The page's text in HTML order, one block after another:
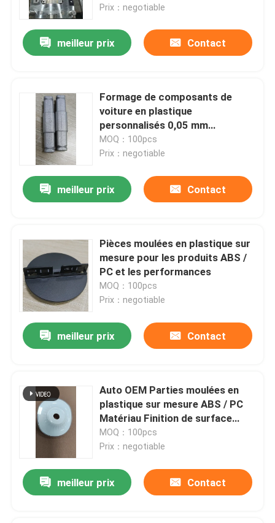
Prix：negotiable
meilleur prix Contact
Formage de composants de
voiture en plastique
personnalisés 0,05 mm
Tolérance de polissage
Traitement de surface
MOQ：100pcs
Prix：negotiable
meilleur prix Contact
Pièces moulées en plastique sur
mesure pour les produits ABS /
PC et les performances
MOQ：100pcs
Prix：negotiable
meilleur prix Contact
Auto OEM Parties moulées en
plastique sur mesure ABS / PC
Matériau Finition de surface
lisse
MOQ：100pcs
Prix：negotiable
meilleur prix Contact